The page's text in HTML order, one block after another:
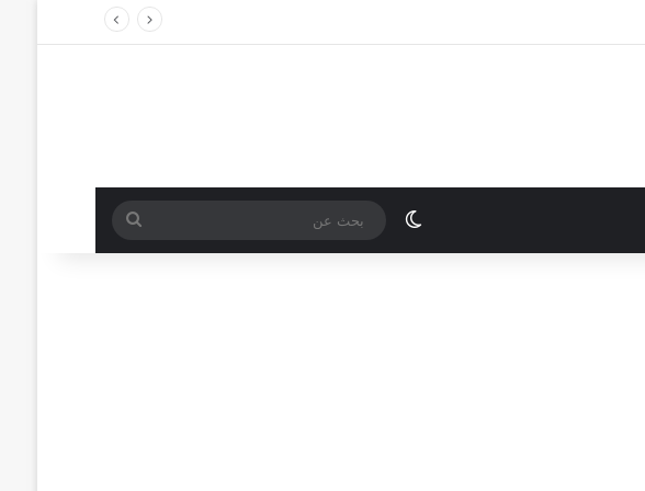
الوضع المظلم
بحث
عن